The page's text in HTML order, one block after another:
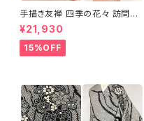
手描き友禅 四季の花々 訪問着
袷 正絹 サーモンピンク クリー
ム 白 桃花色 1434
¥21,930
15%OFF